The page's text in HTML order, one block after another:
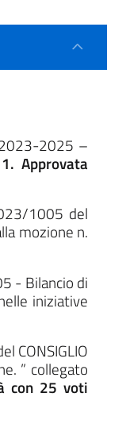
2025 –
Approvata
1005 del
mozione n.
- Bilancio di
iniziative
CONSIGLIO
” collegato
con 25 voti